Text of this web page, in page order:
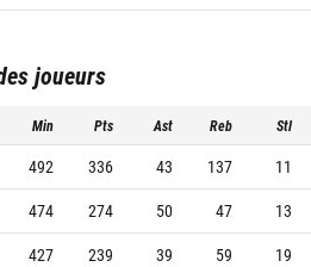
joueurs
Min Pts Ast Reb Stl
492 336 43 137
11
474 274 50 47
13
427 239 39 59
19